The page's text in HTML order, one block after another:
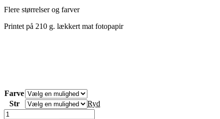
Flere størrelser og farver
Printet på 210 g. lækkert mat fotopapir
Farve
Str
Ryd
SØNDERBORG